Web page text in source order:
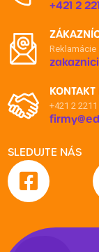
+421 2
Reklamácie
+421 2 2211
SLEDUJTE NÁS